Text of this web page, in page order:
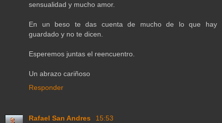
sensualidad y mucho amor.
En un beso te das cuenta de mucho de lo que hay
guardado y no te dicen.
Esperemos juntas el reencuentro.
Un abrazo cariñoso
Responder
Rafael San Andres
15:53